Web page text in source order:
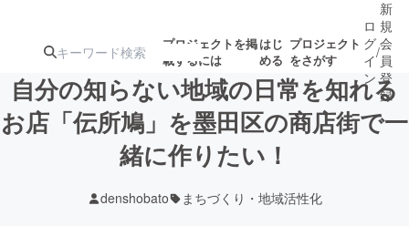
プロジェクトを掲
載するには
はじ
める
プロジェクト
をさがす
注目のリ 注目の新着プロ募集終了が近いプ
ロ
グ
イ
ン
/
新
規
会
員
登
録
自分の知らない地域の日常を知れる
お店「伝所鳩」を墨田区の商店街で一
緒に作りたい！
denshobato まちづくり・地域活性化